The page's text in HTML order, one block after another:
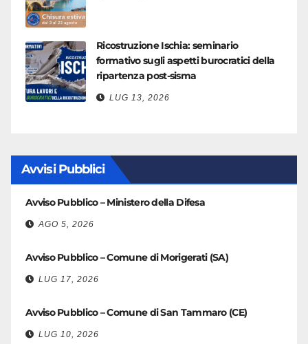
Ricostruzione Ischia: seminario
formativo sugli aspetti burocratici della
ripartenza post-sisma
LUG 13, 2026
Avvisi Pubblici
Avviso Pubblico – Ministero della Difesa
AGO 5, 2026
Avviso Pubblico – Comune di Morigerati (SA)
LUG 17, 2026
Avviso Pubblico – Comune di San Tammaro (CE)
LUG 10, 2026